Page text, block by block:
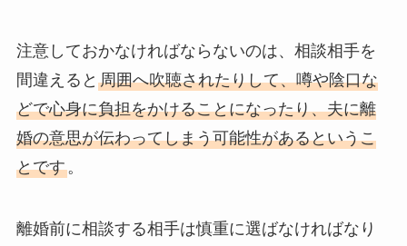
注意しておかなければならないのは、相談相手を
間違えると 周囲へ吹聴されたりして、噂や陰口な
どで心身に負担をかけることになったり、夫に離
婚の意思が伝わってしまう可能性があるというこ
とです。
離婚前に相談する相手は慎重に選ばなければなり